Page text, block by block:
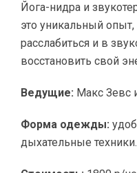
Йога-нидра и
это уникальный
расслабиться и в
восстановить свой
Ведущие: Макс Зевс
Форма одежды:
дыхательные техники.